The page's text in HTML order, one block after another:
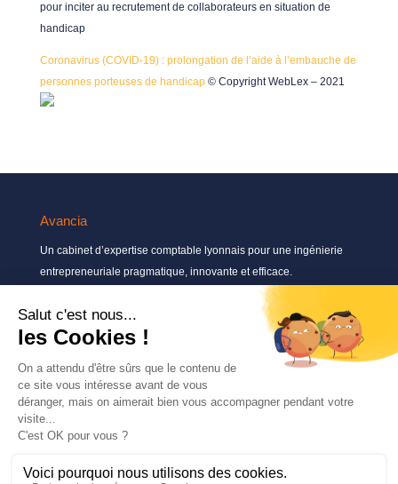
pour inciter au recrutement de collaborateurs en situation de
handicap
Coronavirus (COVID-19) : prolongation de l’aide à l’embauche de
personnes porteuses de handicap© Copyright WebLex – 2021
Avancia
Un cabinet d’expertise comptable lyonnais pour une ingénierie
entrepreneuriale pragmatique, innovante et efficace.
Contactez-nous
30, rue Pré Gaudry, 69007 Lyon
contact@avancia.fr